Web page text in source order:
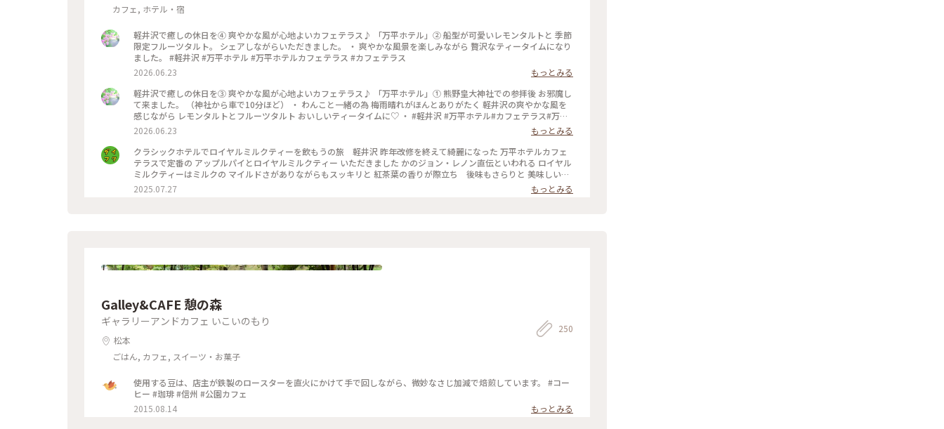
カフェ, ホテル・宿
軽井沢で癒しの休日を④ 爽やかな風が心地よいカフェテラス♪ 「万平ホテル」② 船型が可愛いレモンタルトと 季節
限定フルーツタルト。 シェアしながらいただきました。 ・ 爽やかな風景を楽しみながら 贅沢なティータイムになり
ました。 #軽井沢 #万平ホテル #万平ホテルカフェテラス #カフェテラス
2026.06.23
もっとみる
軽井沢で癒しの休日を③ 爽やかな風が心地よいカフェテラス♪ 「万平ホテル」① 熊野皇大神社での参拝後 お邪魔し
て来ました。 （神社から車で10分ほど） ・ わんこと一緒の為 梅雨晴れがほんとありがたく 軽井沢の爽やかな風を
感じながら レモンタルトとフルーツタルト おいしいティータイムに♡ ・ #軽井沢 #万平ホテル#カフェテラス#万平
ホテルカフェテラス
2026.06.23
もっとみる
クラシックホテルでロイヤルミルクティーを飲もうの旅 軽井沢 昨年改修を終えて綺麗になった 万平ホテルカフェ
テラスで定番の アップルパイとロイヤルミルクティー いただきました かのジョン・レノン直伝といわれる ロイヤル
ミルクティーはミルクの マイルドさがありながらもスッキリと 紅茶葉の香りが際立ち 後味もさらりと 美味しい紅
茶を飲んだという感じがします アップルパイも美味しくて大満足して ショップでクッキー缶を自分へのお土産に 買
いました 綺麗！可愛い！そして美味しい！ 高かったのに美味しくて1種類ずつ一気に 食べてしまいました
2025.07.27 もっとみる
Galley&CAFE 憩の森
ギャラリーアンドカフェ いこいのもり
松本
ごはん, カフェ, スイーツ・お菓子
250
使用する豆は、店主が鉄製のロースターを直火にかけて手で回しながら、微妙なさじ加減で焙煎しています。 #コー
ヒー #珈琲 #信州 #公園カフェ
2015.08.14
もっとみる